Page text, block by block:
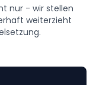
nur - wir stellen
weiterzieht